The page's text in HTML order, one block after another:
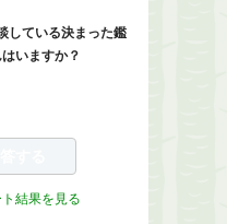
している決まった鑑
いますか？
結果を見る